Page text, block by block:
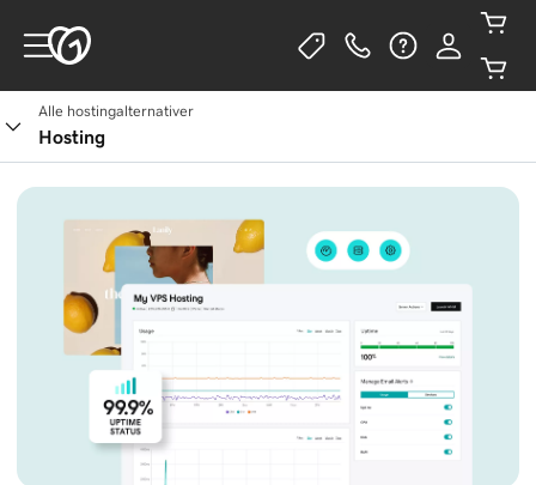
Alle hostingalternativer
Hosting